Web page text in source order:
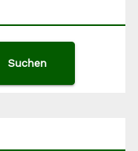
Suchen